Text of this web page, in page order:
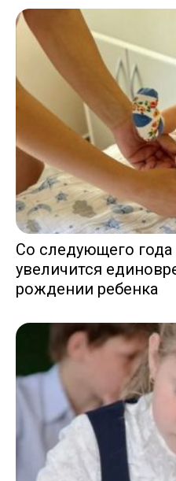
Со следующего
увеличится
рождении ребенка